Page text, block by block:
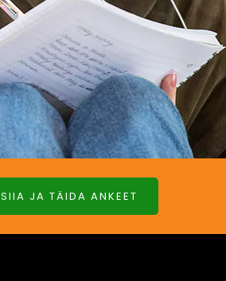
JA TÄIDA ANKEET